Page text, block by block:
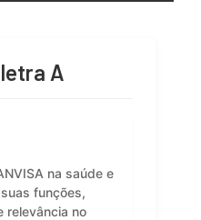
A
na saúde e
funções,
relevância no